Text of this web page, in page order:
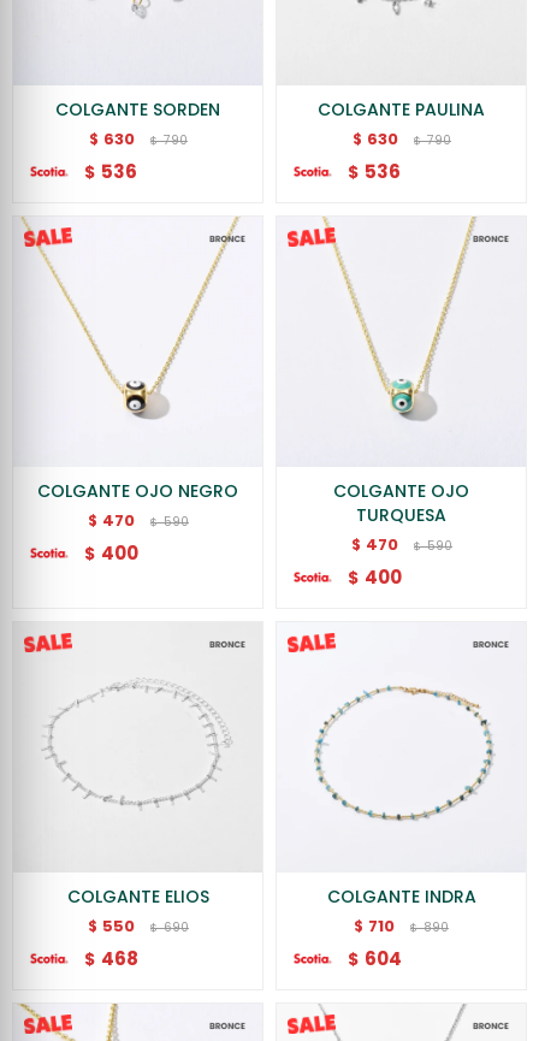
COLGANTE SORDEN
$ 630 $ 790
$ 536
COLGANTE PAULINA
$ 630 $ 790
$ 536
COLGANTE OJO NEGRO
$ 470 $ 590
$ 400
COLGANTE OJO
TURQUESA
$ 470 $ 590
$ 400
COLGANTE ELIOS
$ 550 $ 690
$ 468
COLGANTE INDRA
$ 710 $ 890
$ 604